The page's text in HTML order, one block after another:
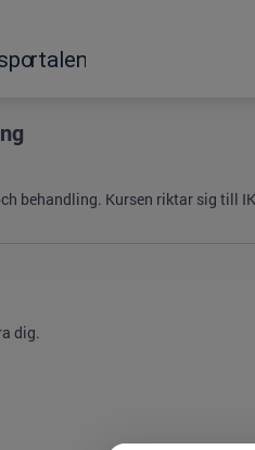
behandling. Kursen riktar sig till
dig.